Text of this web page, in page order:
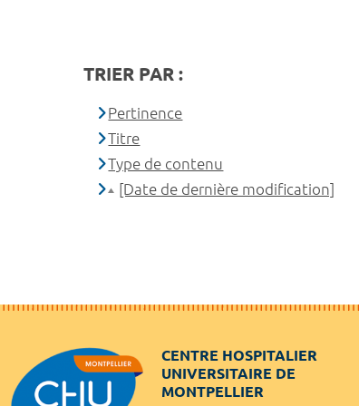
TRIER PAR :
Pertinence
Titre
Type de contenu
[Date de dernière modification]
CENTRE HOSPITALIER
UNIVERSITAIRE DE
MONTPELLIER